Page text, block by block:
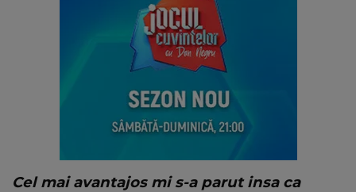
Cel mai avantajos mi s-a parut insa ca